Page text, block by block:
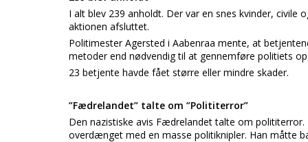
I alt blev 239 anholdt. Der var en snes kvinder, civile
aktionen afsluttet.
Politimester Agersted i Aabenraa mente, at
metoder end nødvendig til at gennemføre politiets
23 betjente havde fået større eller mindre skader.
”Fædrelandet” talte om ”Polititerror”
Den nazistiske avis Fædrelandet talte om
overdænget med en masse politiknipler. Han måtte